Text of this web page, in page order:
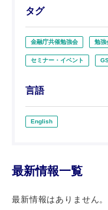
タグ
金融庁共催勉強会 勉強
セミナー・イベント
言語
English
最新情報一覧
最新情報はありません。